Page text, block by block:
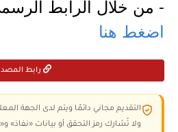
- من خلال الرابط
اضغط هنا
رابط
التقديم مجاني دائمًا ويتم لدى الجهة
ولا تُشارك رمز التحقق أو بيانات «نفاذ»